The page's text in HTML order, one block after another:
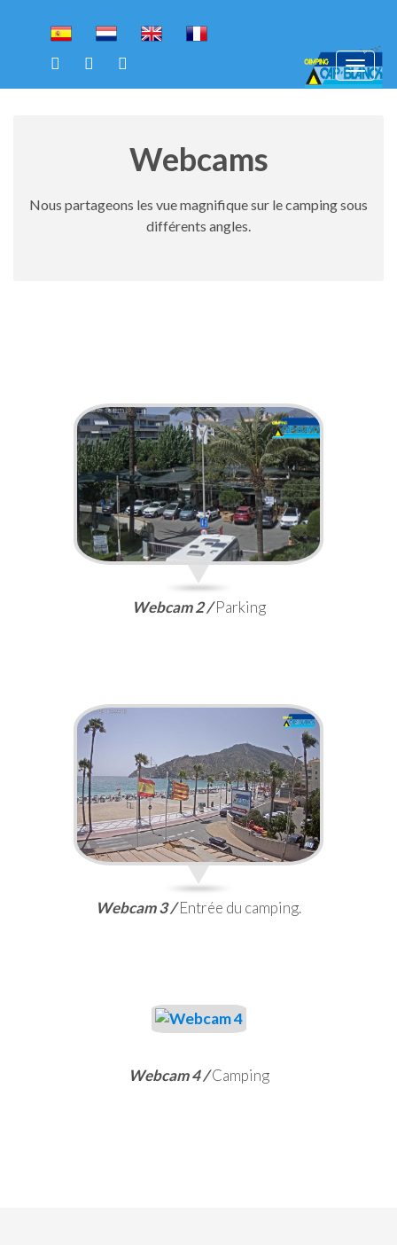
Webcams
Nous partageons les vue magnifique sur le camping sous
différents angles.
Webcam 2 /Parking
Webcam 3 /Entrée du camping.
Webcam 4 /Camping